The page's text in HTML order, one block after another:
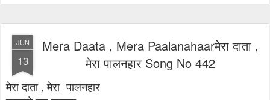
JUN
13
Mera Daata , Mera Paalanahaarमेरा दाता ,
मेरा पालनहार Song No 442
मेरा दाता , मेरा पालनहार